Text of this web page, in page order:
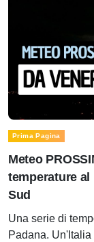
Prima Pagina
Meteo
temperature al
Sud
Una serie di
Padana.